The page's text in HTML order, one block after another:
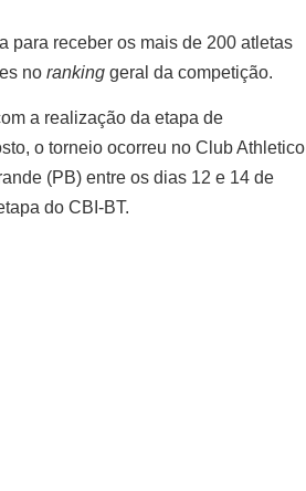
para receber os mais de 200 atletas
no ranking geral da competição.
a realização da etapa de
o torneio ocorreu no Club Athletico
(PB) entre os dias 12 e 14 de
do CBI-BT.